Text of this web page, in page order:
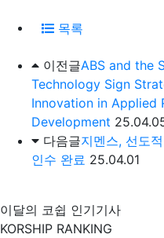
목록
이전글ABS and the
Technology Sign
Innovation in Applied
Development
다음글지멘스, 선도
인수 완료 25.04.01
이달의 코쉽 인기기사
KORSHIP RANKING